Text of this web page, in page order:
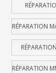
RÉPARATION
RÉPARATION